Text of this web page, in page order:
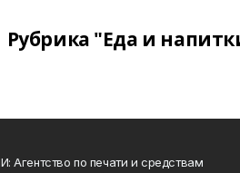
Рубрика "Еда и
Агентство по печати и средствам